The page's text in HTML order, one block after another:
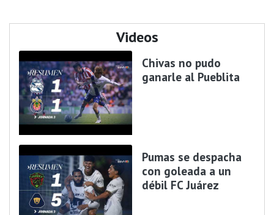
Videos
Chivas no pudo
ganarle al Pueblita
Pumas se despacha
con goleada a un
débil FC Juárez